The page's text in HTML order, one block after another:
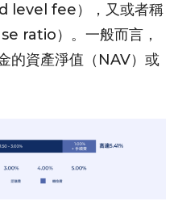
level fee），又或者稱
ratio）。一般而言，
的資產淨值（NAV）或